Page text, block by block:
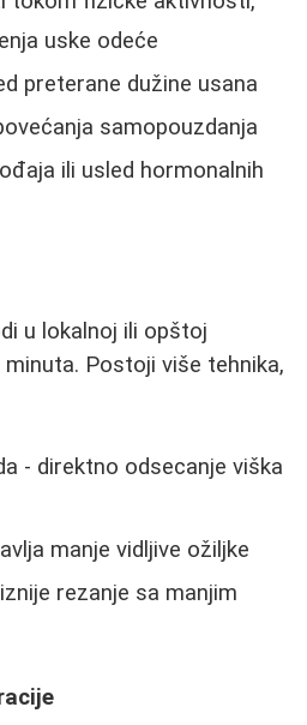
uske odeće
preterane dužine usana
samopouzdanja
ili usled hormonalnih
u lokalnoj ili opštoj
Postoji više tehnika,
- direktno odsecanje viška
manje vidljive ožiljke
rezanje sa manjim